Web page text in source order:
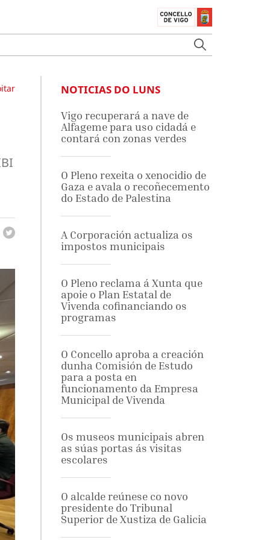
NOTICIAS DO LUNS
Vigo recuperará a nave de
Alfageme para uso cidadá e
contará con zonas verdes
O Pleno rexeita o xenocidio de
Gaza e avala o recoñecemento
do Estado de Palestina
A Corporación actualiza os
impostos municipais
O Pleno reclama á Xunta que
apoie o Plan Estatal de
Vivenda cofinanciando os
programas
O Concello aproba a creación
dunha Comisión de Estudo
para a posta en
funcionamento da Empresa
Municipal de Vivenda
Os museos municipais abren
as súas portas ás visitas
escolares
O alcalde reúnese co novo
presidente do Tribunal
Superior de Xustiza de Galicia